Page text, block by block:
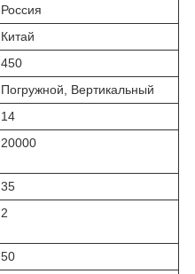
Россия
Китай
450
Погружной, Вертикальный
14
20000
35
2
50